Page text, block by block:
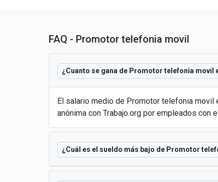
FAQ - Promotor telefonia movil
¿Cuanto se gana de Promotor telefonia movil
El salario medio de Promotor telefonia
anónima con Trabajo.org por empleados
¿Cuál es el sueldo más bajo de Promotor